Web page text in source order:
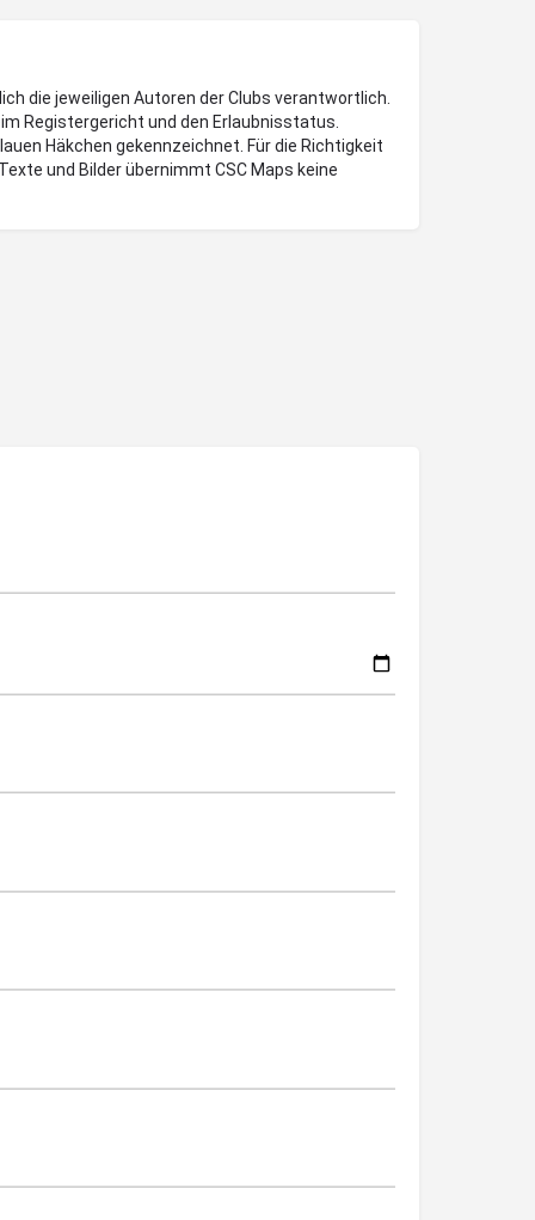
die jeweiligen Autoren der Clubs verantwortlich.
Registergericht und den Erlaubnisstatus.
Häkchen gekennzeichnet. Für die Richtigkeit
und Bilder übernimmt CSC Maps keine